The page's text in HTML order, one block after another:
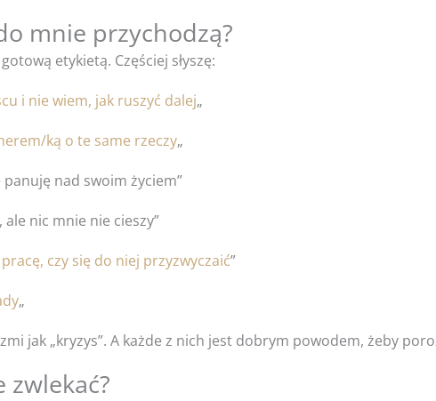
mnie przychodzą?
etykietą. Częściej słyszę:
i nie wiem, jak ruszyć dalej„
ką o te same rzeczy„
nad swoim życiem”
ale nic mnie nie cieszy”
czy się do niej przyzwyczaić”
„
jak „kryzys”. A każde z nich jest dobrym powodem, żeby
zwlekać?